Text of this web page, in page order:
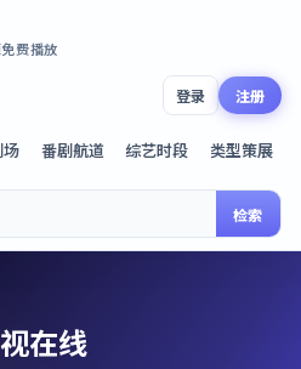
费播放
番剧航道 综艺时段 类型策展
检索
登录 注册
在线